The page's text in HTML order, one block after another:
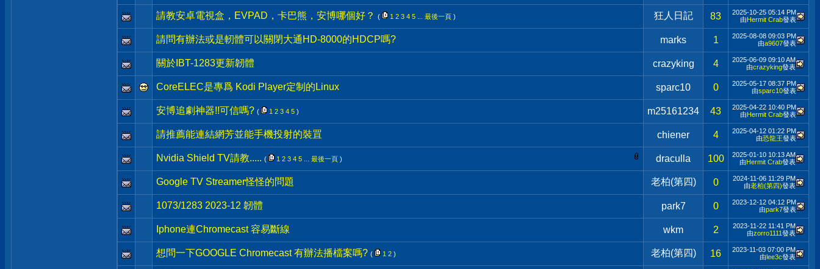
請教安卓電視盒，EVPAD，卡巴熊，安博哪個好？ ( 1 2 3 4 5 最後一頁 ) 狂人日記 83 2025-10-25 05:14 PM
由Hermit Crab發表
請問有辦法或是軔體可以關閉大通HD-8000的HDCP嗎? marks 1 2025-08-08 09:03 PM
由a9607發表
關於IBT-1283更新韌體 crazyking 4 2025-06-09 09:10 AM
由crazyking發表
CoreELEC是專爲 Kodi Player定制的Linux sparc10 0 2025-05-17 08:37 PM
由sparc10發表
安博追劇神器!!可信嗎? ( 1 2 3 4 5 ) m25161234 43 2025-04-22 10:40 PM
由Hermit Crab發表
請推薦能連結網芳並能手機投射的裝罝 chiener 4 2025-04-12 01:22 PM
由恐龍王發表
Nvidia Shield TV請教..... ( 1 2 3 4 5 最後一頁 ) draculla 100 2025-01-10 10:13 AM
由Hermit Crab發表
Google TV Streamer怪怪的問題 老柏(第四) 0 2024-11-06 11:29 PM
由老柏(第四)發表
1073/1283 2023-12 韌體 park7 0 2023-12-12 04:12 PM
由park7發表
Iphone連Chromecast 容易斷線 wkm 2 2023-11-22 11:41 PM
由zorro1111發表
想問一下GOOGLE Chromecast 有辦法播檔案嗎? ( 1 2 ) 老柏(第四) 16 2023-11-03 07:00 PM
由lee3c發表